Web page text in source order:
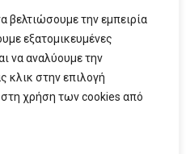
βελτιώσουμε την εμπειρία
εξατομικευμένες
να αναλύουμε την
κλικ στην επιλογή
χρήση των cookies από
info@attikovima.gr